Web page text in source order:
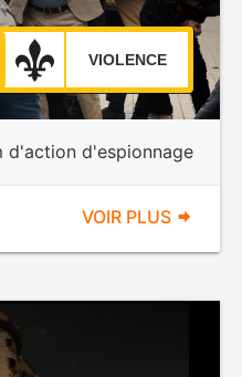
VIOLENCE
d'action d'espionnage
VOIR PLUS